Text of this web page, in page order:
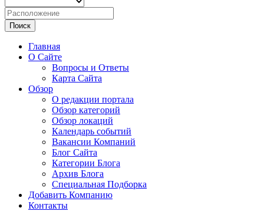
Поиск
Главная
О Сайте
Вопросы и Ответы
Карта Сайта
Обзор
О редакции портала
Обзор категорий
Обзор локаций
Календарь событий
Вакансии Компаний
Блог Сайта
Категории Блога
Архив Блога
Специальная Подборка
Добавить Компанию
Контакты